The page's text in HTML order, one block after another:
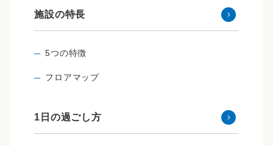
施設の特長
5つの特徴
フロアマップ
1日の過ごし方